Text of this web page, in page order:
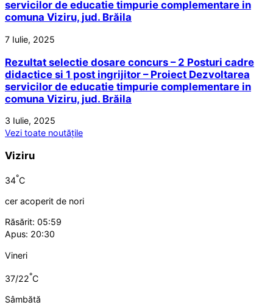
servicilor de educatie timpurie complementare in
comuna Viziru, jud. Brăila
7 Iulie, 2025
Rezultat selectie dosare concurs – 2 Posturi cadre
didactice si 1 post ingrijitor – Proiect Dezvoltarea
servicilor de educatie timpurie complementare in
comuna Viziru, jud. Brăila
3 Iulie, 2025
Vezi toate noutățile
Viziru
34°C
cer acoperit de nori
Răsărit: 05:59
Apus: 20:30
Vineri
37/22°C
Sâmbătă